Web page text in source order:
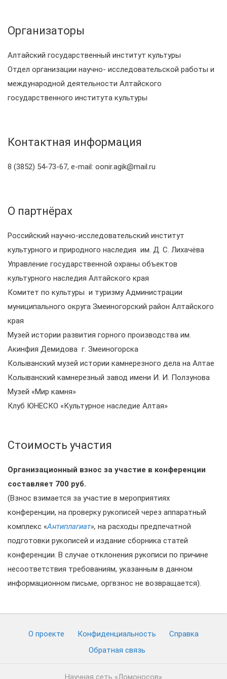
Организаторы
Алтайский государственный институт культуры
Отдел организации научно- исследовательской работы и
международной деятельности Алтайского
государственного института культуры
Контактная информация
8 (3852) 54-73-67, e-mail: oonir.agik@mail.ru
О партнёрах
Российский научно-исследовательский институт
культурного и природного наследия им. Д. С. Лихачёва
Управление государственной охраны объектов
культурного наследия Алтайского края
Комитет по культуры и туризму Администрации
муниципального округа Змеиногорский район Алтайского
края
Музей истории развития горного производства им.
Акинфия Демидова г. Змеиногорска
Колыванский музей истории камнерезного дела на Алтае
Колыванский камнерезный завод имени И. И. Ползунова
Музей «Мир камня»
Клуб ЮНЕСКО «Культурное наследие Алтая»
Стоимость участия
Организационный взнос за участие в конференции
составляет 700 руб.
(Взнос взимается за участие в мероприятиях
конференции, на проверку рукописей через аппаратный
комплекс «Антиплагиат», на расходы предпечатной
подготовки рукописей и издание сборника статей
конференции. В случае отклонения рукописи по причине
несоответствия требованиям, указанным в данном
информационном письме, оргвзнос не возвращается).
О проекте Конфиденциальность
Cправка
Обратная связь
Научная сеть «Ломоносов»